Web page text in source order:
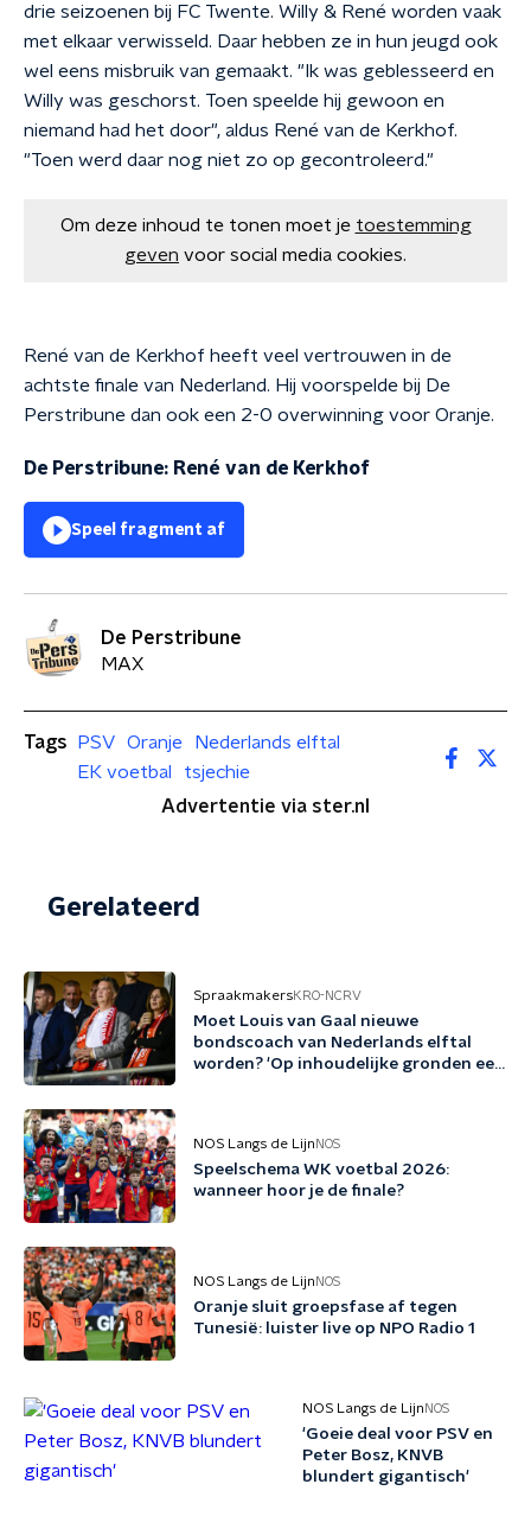
drie seizoenen bij FC Twente. Willy & René worden vaak
met elkaar verwisseld. Daar hebben ze in hun jeugd ook
wel eens misbruik van gemaakt. "Ik was geblesseerd en
Willy was geschorst. Toen speelde hij gewoon en
niemand had het door", aldus René van de Kerkhof.
"Toen werd daar nog niet zo op gecontroleerd."
Om deze inhoud te tonen moet je toestemming
geven voor social media cookies.
René van de Kerkhof heeft veel vertrouwen in de
achtste finale van Nederland. Hij voorspelde bij De
Perstribune dan ook een 2-0 overwinning voor Oranje.
De Perstribune: René van de Kerkhof
Speel fragment af
De Perstribune
MAX
Tags PSV Oranje
Nederlands elftal
EK voetbal
tsjechie
Advertentie via ster.nl
Gerelateerd
SpraakmakersKRO-NCRV
Moet Louis van Gaal nieuwe
bondscoach van Nederlands elftal
worden? 'Op inhoudelijke gronden een
NOS Langs de Lijn NOS
Speelschema WK voetbal 2026:
wanneer hoor je de finale?
NOS Langs de Lijn NOS
Oranje sluit groepsfase af tegen
Tunesië: luister live op NPO Radio 1
NOS Langs de Lijn NOS
'Goeie deal voor PSV en
Peter Bosz, KNVB
blundert gigantisch'